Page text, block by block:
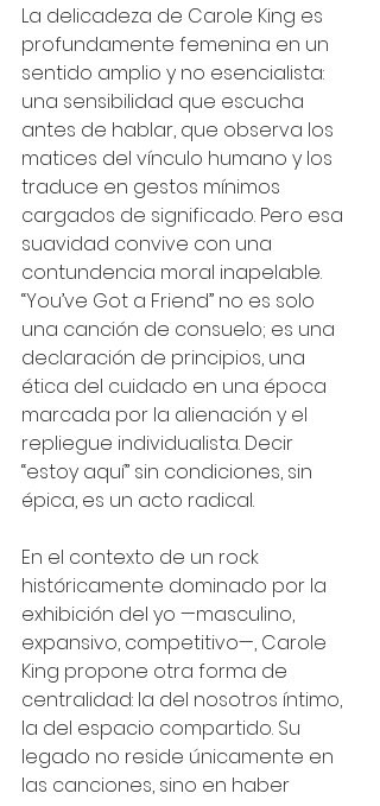
La delicadeza de Carole King es
profundamente femenina en un
sentido amplio y no esencialista:
una sensibilidad que escucha
antes de hablar, que observa los
matices del vínculo humano y los
traduce en gestos mínimos
cargados de significado. Pero esa
suavidad convive con una
contundencia moral inapelable.
“You’ve Got a Friend” no es solo
una canción de consuelo; es una
declaración de principios, una
ética del cuidado en una época
marcada por la alienación y el
repliegue individualista. Decir
“estoy aquí” sin condiciones, sin
épica, es un acto radical.
En el contexto de un rock
históricamente dominado por la
exhibición del yo —masculino,
expansivo, competitivo—, Carole
King propone otra forma de
centralidad: la del nosotros íntimo,
la del espacio compartido. Su
legado no reside únicamente en
las canciones, sino en haber